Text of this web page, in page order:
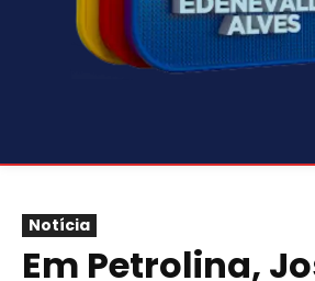
Notícia
Em Petrolina,